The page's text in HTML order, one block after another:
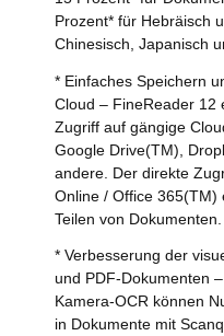
Prozent* für Hebräisch
Chinesisch, Japanisch
* Einfaches Speichern
Cloud – FineReader 12
Zugriff auf gängige
Google Drive(TM),
andere. Der direkte
Online / Office 365(TM)
Teilen von Dokumenten.
* Verbesserung der
und PDF-Dokumenten
Kamera-OCR können
in Dokumente mit